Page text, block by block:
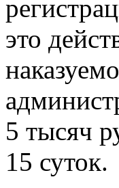
это
5 тысяч
15 суток.